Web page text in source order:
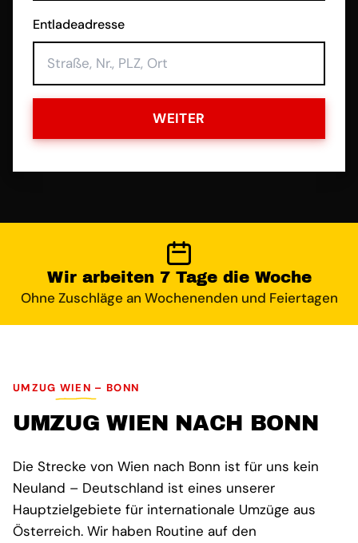
Entladeadresse
WEITER
Wir arbeiten 7 Tage die Woche
Ohne Zuschläge an Wochenenden und Feiertagen
UMZUG WIEN – BONN
UMZUG WIEN NACH BONN
Die Strecke von Wien nach Bonn ist für uns kein
Neuland – Deutschland ist eines unserer
Hauptzielgebiete für internationale Umzüge aus
Österreich. Wir haben Routine auf den